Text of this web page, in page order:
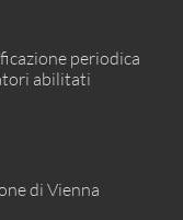
periodica
abilitati
di Vienna